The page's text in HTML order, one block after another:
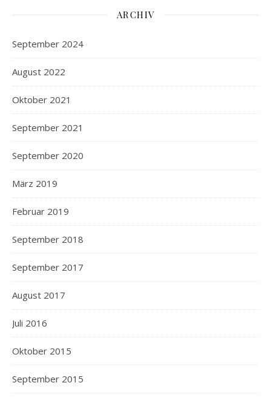
ARCHIV
September 2024
August 2022
Oktober 2021
September 2021
September 2020
März 2019
Februar 2019
September 2018
September 2017
August 2017
Juli 2016
Oktober 2015
September 2015